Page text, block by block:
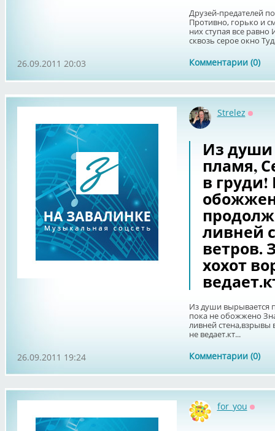
Друзей-предателей
Противно, горько и
них ступая все
сквозь серое окно
Комментарии (0)
26.09.2011 20:03
Strelez
Из души
пламя,
в груди!
ливней
ветров.
хохот
Из души вырывается
пока не обожжено
ливней
не ведает.кт...
Комментарии (0)
26.09.2011 19:24
for_you